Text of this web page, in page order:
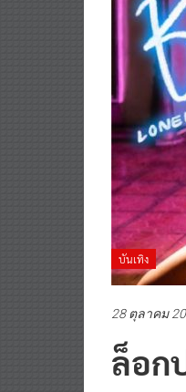
บันเทิง
28 ตุลาคม
ล็อก